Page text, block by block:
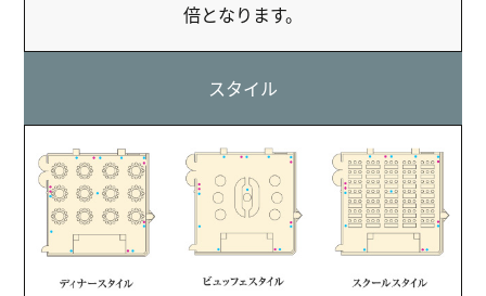
倍となります。
スタイル